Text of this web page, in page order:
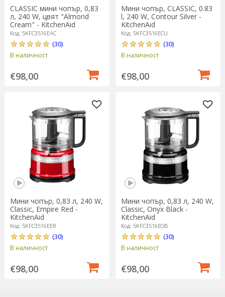
CLASSIC мини чопър, 0,83
л, 240 W, цвят "Almond
Cream" - KitchenAid
Код: 5KFC3516EAC
(30)
В наличност
€98,00
Мини чопър, CLASSIC, 0.83
l, 240 W, Contour Silver -
KitchenAid
Код: 5KFC3516ECU
(30)
В наличност
€98,00
Мини чопър, 0,83 л, 240 W,
Classic, Empire Red -
KitchenAid
Код: 5KFC3516EER
(30)
В наличност
€98,00
Мини чопър, 0,83 л, 240 W,
Classic, Onyx Black -
KitchenAid
Код: 5KFC3516EOB
(30)
В наличност
€98,00